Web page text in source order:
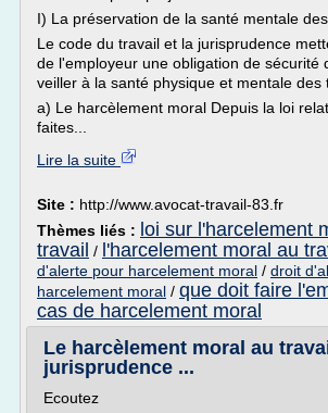
I) La préservation de la santé mentale
Le code du travail et la jurisprudence
de l'employeur une obligation de sécurité
veiller à la santé physique et mentale des
a) Le harcèlement moral Depuis la loi
faites...
Lire la suite
Site : http://www.avocat-travail-83.fr
Thèmes liés : loi sur l'harcelement
travail / l'harcelement moral au
d'alerte pour harcelement moral / droit
harcelement moral / que doit faire
cas de harcelement moral
Le harcèlement moral au
jurisprudence ...
Ecoutez